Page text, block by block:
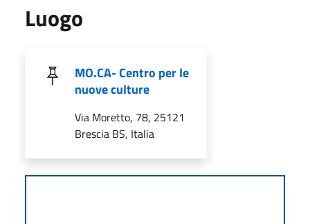
Luogo
MO.CA- Centro per le
nuove culture
Via Moretto, 78, 25121
Brescia BS, Italia